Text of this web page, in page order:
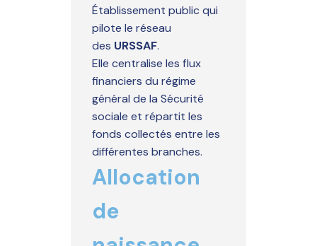
Établissement public qui
pilote le réseau
des URSSAF.
Elle centralise les flux
financiers du régime
général de la Sécurité
sociale et répartit les
fonds collectés entre les
différentes branches.
Allocation
de